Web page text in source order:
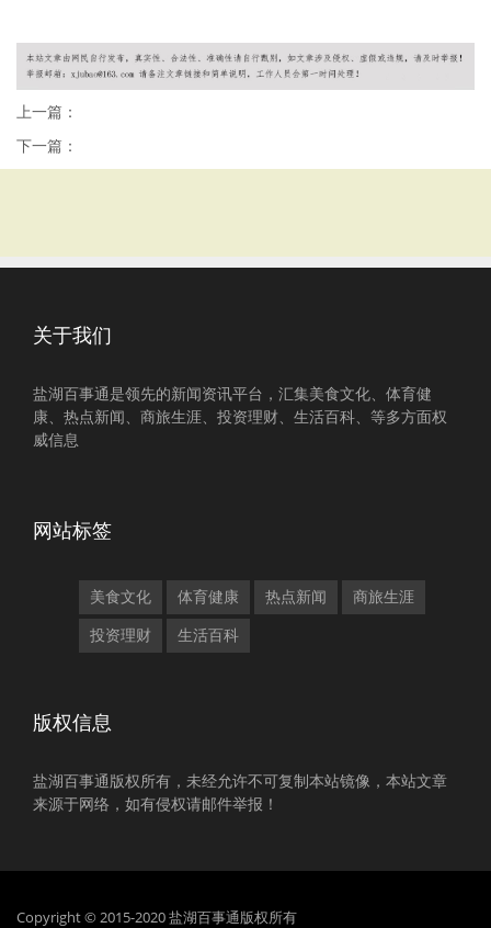
上一篇：
下一篇：
关于我们
盐湖百事通是领先的新闻资讯平台，汇集美食文化、体育健
康、热点新闻、商旅生涯、投资理财、生活百科、等多方面权
威信息
网站标签
美食文化 体育健康 热点新闻 商旅生涯
投资理财 生活百科
版权信息
盐湖百事通版权所有，未经允许不可复制本站镜像，本站文章
来源于网络，如有侵权请邮件举报！
Copyright © 2015-2020 盐湖百事通版权所有